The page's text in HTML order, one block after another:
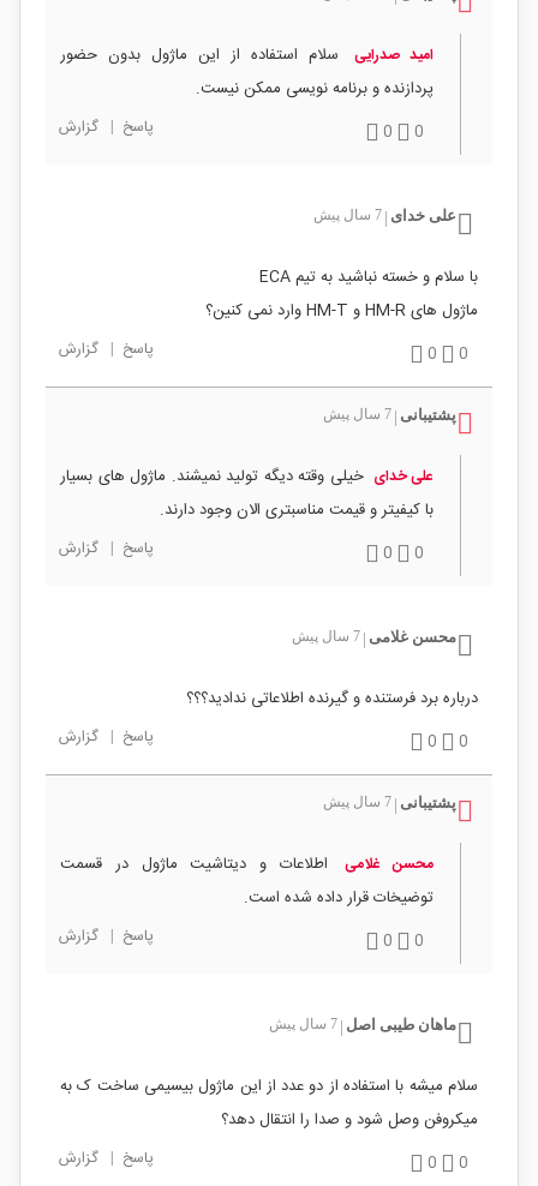
امید صدرایی
سلام استفاده از این ماژول بدون حضور
پردازنده و برنامه نویسی ممکن نیست.
0
0 پاسخ | گزارش
علی خدای 7 سال پیش
با سلام و خسته نباشید به تیم ECA
ماژول های HM-R و HM-T وارد نمی کنین؟
0
0 پاسخ | گزارش
پشتیبانی 7 سال پیش
علی خدای خیلی وقته دیگه تولید نمیشند. ماژول های بسیار
با کیفیتر و قیمت مناسبتری الان وجود دارند.
0
0 پاسخ | گزارش
محسن غلامی 7 سال پیش
درباره برد فرستنده و گیرنده اطلاعاتی ندادید؟؟؟
0
0 پاسخ | گزارش
پشتیبانی 7 سال پیش
محسن غلامی
اطلاعات و دیتاشیت ماژول در قسمت
توضیخات قرار داده شده است.
0
0 پاسخ | گزارش
ماهان طیبی اصل 7 سال پیش
سلام میشه با استفاده از دو عدد از این ماژول بیسیمی ساخت ک به
میکروفن وصل شود و صدا را انتقال دهد؟
0
0 پاسخ | گزارش